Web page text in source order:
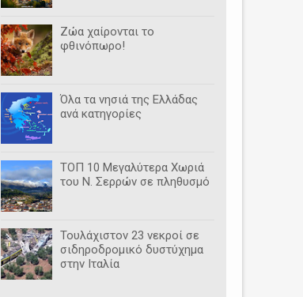
Ζώα χαίρονται το
φθινόπωρο!
Όλα τα νησιά της Ελλάδας
ανά κατηγορίες
ΤΟΠ 10 Μεγαλύτερα Χωριά
του Ν. Σερρών σε πληθυσμό
Τουλάχιστον 23 νεκροί σε
σιδηροδρομικό δυστύχημα
στην Ιταλία